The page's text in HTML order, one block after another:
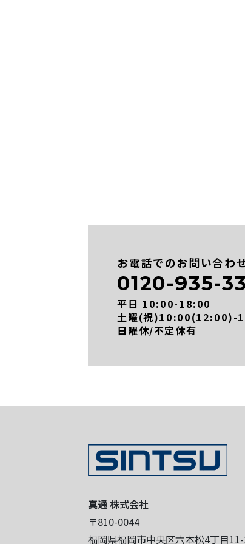
お電話でのお問い合わ
0120-935-
平日 10:00-18:00
土曜(祝)10:00(12:00)-
日曜休/不定休有
真通 株式会社
〒810-0044
福岡県福岡市中央区六本松4丁目